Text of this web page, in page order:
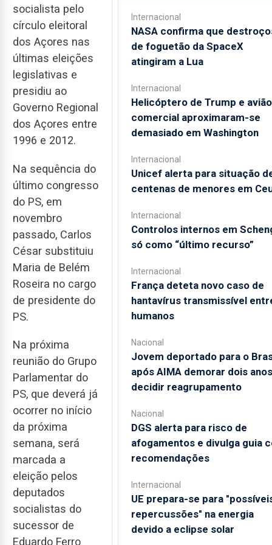
socialista pelo
círculo eleitoral
dos Açores nas
últimas eleições
legislativas e
presidiu ao
Governo Regional
dos Açores entre
1996 e 2012.
Na sequência do
último congresso
do PS, em
novembro
passado, Carlos
César substituiu
Maria de Belém
Roseira no cargo
de presidente do
PS.
Na próxima
reunião do Grupo
Parlamentar do
PS, que deverá já
ocorrer no início
da próxima
semana, será
marcada a
eleição pelos
deputados
socialistas do
sucessor de
Eduardo Ferro
Internacional
NASA confirma que
de foguetão da SpaceX
atingiram a Lua
Internacional
Helicóptero de Trump e avião
comercial aproximaram-se
demasiado em Washington
Internacional
Unicef alerta para situação
centenas de menores em
Internacional
Controlos internos em
só como “último recurso”
Internacional
França deteta novo caso de
hantavírus transmissível
humanos
Nacional
Jovem deportado para o
após AIMA demorar dois
decidir reagrupamento
Nacional
DGS alerta para risco de
afogamentos e divulga guia
recomendações
Internacional
UE prepara-se para
repercussões" na energia
devido a eclipse solar